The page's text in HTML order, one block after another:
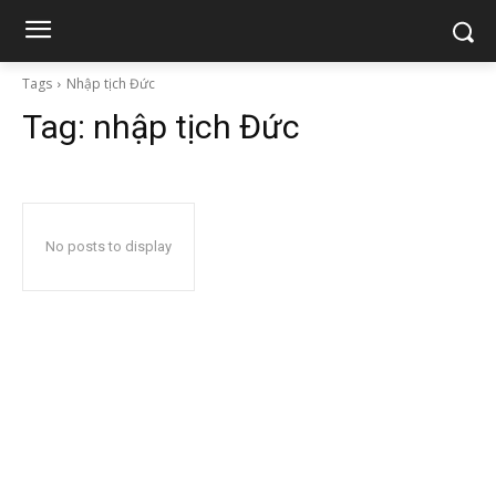
Tags Nhập tịch Đức
Tag: nhập tịch Đức
No posts to display